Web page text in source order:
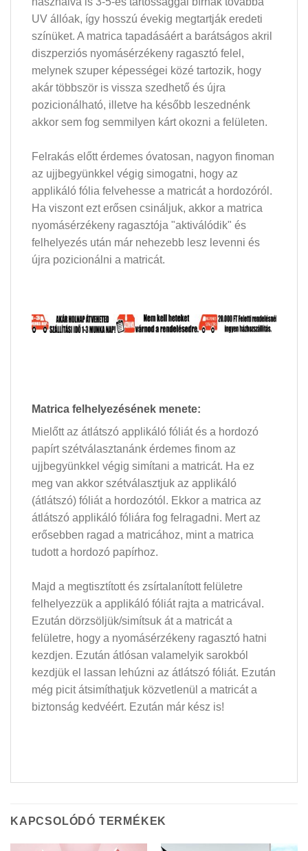
UV állóak, így hosszú évekig megtartják eredeti
színüket. A matrica tapadásáért a barátságos akril
diszperziós nyomásérzékeny ragasztó felel,
melynek szuper képességei közé tartozik, hogy
akár többször is vissza szedhető és újra
pozicionálható, illetve ha később leszednénk
akkor sem fog semmilyen kárt okozni a felületen.
Felrakás előtt érdemes óvatosan, nagyon finoman
az ujjbegyünkkel végig simogatni, hogy az
applikáló fólia felvehesse a matricát a hordozóról.
Ha viszont ezt erősen csináljuk, akkor a matrica
nyomásérzékeny ragasztója "aktiválódik" és
felhelyezés után már nehezebb lesz levenni és
újra pozicionálni a matricát.
Matrica felhelyezésének menete:
Mielőtt az átlátszó applikáló fóliát és a hordozó
papírt szétválasztanánk érdemes finom az
ujjbegyünkkel végig simítani a matricát. Ha ez
meg van akkor szétválasztjuk az applikáló
(átlátszó) fóliát a hordozótól. Ekkor a matrica az
átlátszó applikáló fóliára fog felragadni. Mert az
erősebben ragad a matricához, mint a matrica
tudott a hordozó papírhoz.
Majd a megtisztított és zsírtalanított felületre
felhelyezzük a applikáló fóliát rajta a matricával.
Ezután dörzsöljük/simítsuk át a matricát a
felületre, hogy a nyomásérzékeny ragasztó hatni
kezdjen. Ezután átlósan valamelyik sarokból
kezdjük el lassan lehúzni az átlátszó fóliát. Ezután
még picit átsimíthatjuk közvetlenül a matricát a
biztonság kedvéért. Ezután már kész is!
KAPCSOLÓDÓ TERMÉKEK